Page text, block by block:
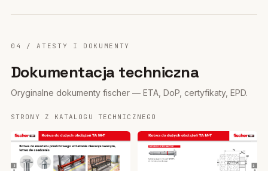
04 / ATESTY I DOKUMENTY
Dokumentacja techniczna
Oryginalne dokumenty fischer — ETA, DoP, certyfikaty, EPD.
STRONY Z KATALOGU TECHNICZNEGO